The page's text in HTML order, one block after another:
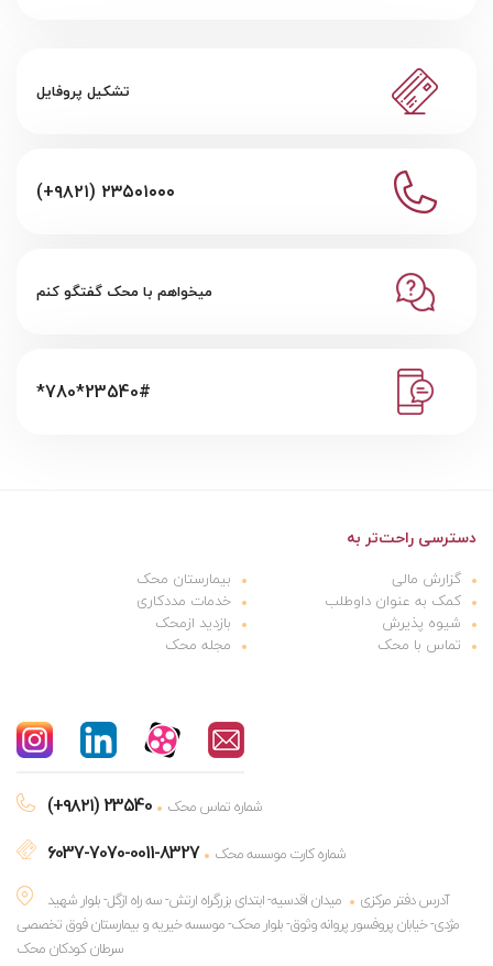
تشکیل پروفایل
(+۹۸۲۱) ۲۳۵۰۱۰۰۰
میخواهم با محک گفتگو کنم
*780*23540#
دسترسی راحت‌تر به
گزارش مالی
بیمارستان محک
کمک به عنوان داوطلب
خدمات مددکاری
شیوه پذیرش
بازدید ازمحک
تماس با محک
مجله محک
(+۹۸۲۱) 23540 شماره تماس محک
6037-7070-0011-8327
شماره کارت موسسه محک
آدرس دفتر مرکزی
میدان اقدسیه- ابتدای بزرگراه ارتش- سه راه ازگل- بلوار شهید
مژدی- خیابان پروفسور پروانه وثوق- بلوار محک- موسسه خیریه و بیمارستان فوق تخصصی
سرطان کودکان محک